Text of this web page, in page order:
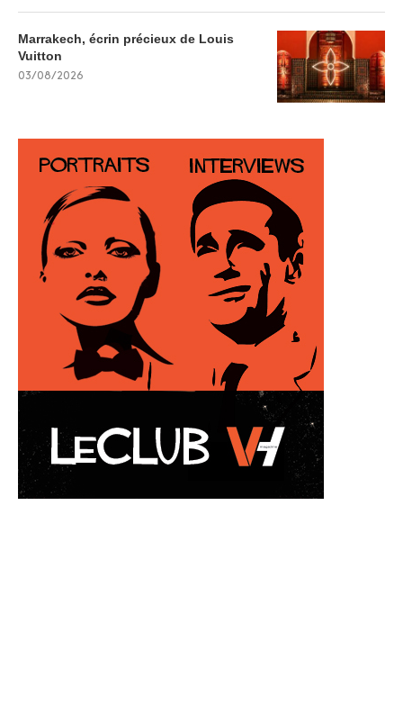
Marrakech, écrin précieux de Louis
Vuitton
03/08/2026